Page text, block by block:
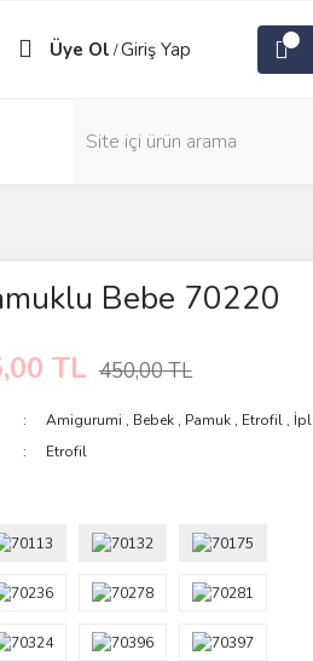
Üye Ol /Giriş Yap
Bebe 70220
TL 450,00 TL
Amigurumi , Bebek , Pamuk , Etrofil,
Etrofil